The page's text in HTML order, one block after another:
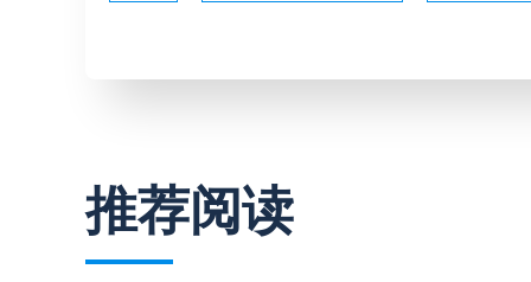
推荐阅读